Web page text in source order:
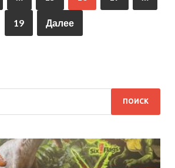
19 Далее